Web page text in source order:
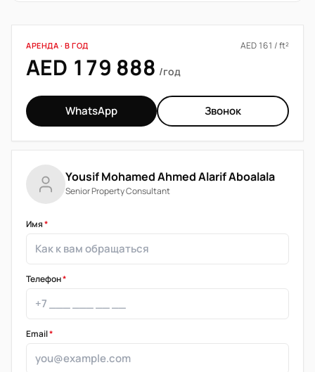
АРЕНДА · В ГОД AED 161 / ft²
AED 179 888 /год
WhatsApp Звонок
Yousif Mohamed Ahmed Alarif Aboalala
Senior Property Consultant
Имя*
Телефон*
Email*